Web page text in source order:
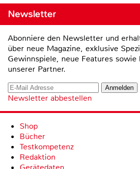
Newsletter
Abonniere den Newsletter und
über neue Magazine, exklusive
Gewinnspiele, neue Features
unserer Partner.
Newsletter abbestellen
Shop
Bücher
Testkompetenz
Redaktion